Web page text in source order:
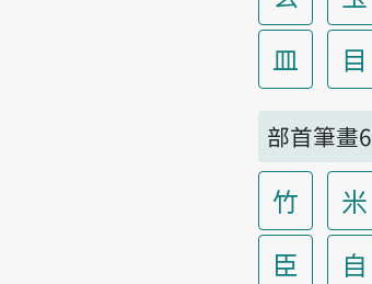
皿
目
部首筆畫6
竹 米
臣
自